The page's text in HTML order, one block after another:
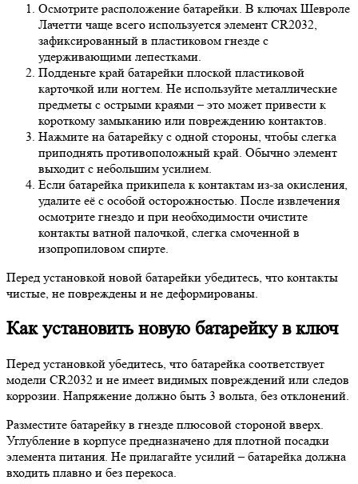
Осмотрите расположение батарейки. В ключах Шевроле
Лачетти чаще всего используется элемент CR2032,
зафиксированный в пластиковом гнезде с
удерживающими лепестками.
Подденьте край батарейки плоской пластиковой
карточкой или ногтем. Не используйте металлические
предметы с острыми краями – это может привести к
короткому замыканию или повреждению контактов.
Нажмите на батарейку с одной стороны, чтобы слегка
приподнять противоположный край. Обычно элемент
выходит с небольшим усилием.
Если батарейка прикипела к контактам из-за окисления,
удалите её с особой осторожностью. После извлечения
осмотрите гнездо и при необходимости очистите
контакты ватной палочкой, слегка смоченной в
изопропиловом спирте.
Перед установкой новой батарейки убедитесь, что контакты
чистые, не повреждены и не деформированы.
Как установить новую батарейку в ключ
Перед установкой убедитесь, что батарейка соответствует
модели CR2032 и не имеет видимых повреждений или следов
коррозии. Напряжение должно быть 3 вольта, без отклонений.
Разместите батарейку в гнезде плюсовой стороной вверх.
Углубление в корпусе предназначено для плотной посадки
элемента питания. Не прилагайте усилий – батарейка должна
входить плавно и без перекоса.